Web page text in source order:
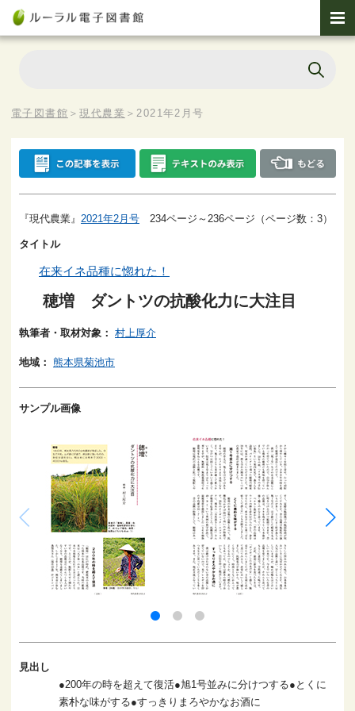
電子図書館 ＞現代農業 ＞2021年2月号
『現代農業』 2021年2月号 234ページ～236ページ（ページ数：3）
タイトル
在来イネ品種に惚れた！
穂増 ダントツの抗酸化力に大注目
執筆者・取材対象： 村上厚介
地域： 熊本県菊池市
サンプル画像
見出し
●200年の時を超えて復活●旭1号並みに分けつする●とくに
素朴な味がする●すっきりまろやかなお酒に